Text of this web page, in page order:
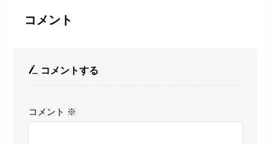
コメント
コメントする
コメント ※